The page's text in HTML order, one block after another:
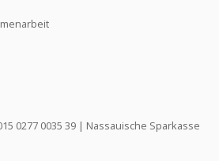
0277 0035 39 | Nassauische Sparkasse